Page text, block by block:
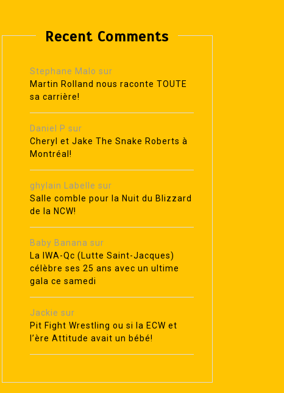
Recent Comments
Stephane Malo sur
Martin Rolland nous raconte TOUTE
sa carrière!
Daniel P sur
Cheryl et Jake The Snake Roberts à
Montréal!
ghylain Labelle sur
Salle comble pour la Nuit du Blizzard
de la NCW!
Baby Banana sur
La IWA-Qc (Lutte Saint-Jacques)
célèbre ses 25 ans avec un ultime
gala ce samedi
Jackie sur
Pit Fight Wrestling ou si la ECW et
l’ère Attitude avait un bébé!